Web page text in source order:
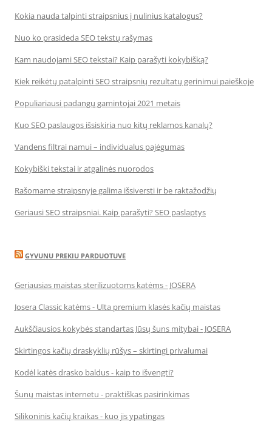
Kokia nauda talpinti straipsnius į nulinius katalogus?
Nuo ko prasideda SEO tekstų rašymas
Kam naudojami SEO tekstai? Kaip parašyti kokybišką?
Kiek reikėtų patalpinti SEO straipsnių rezultatų gerinimui paieškoje
Populiariausi padangų gamintojai 2021 metais
Kuo SEO paslaugos išsiskiria nuo kitų reklamos kanalų?
Vandens filtrai namui – individualus pajėgumas
Kokybiški tekstai ir atgalinės nuorodos
Rašomame straipsnyje galima išsiversti ir be raktažodžių
Geriausi SEO straipsniai. Kaip parašyti? SEO paslaptys
GYVUNU PREKIU PARDUOTUVE
Geriausias maistas sterilizuotoms katėms - JOSERA
Josera Classic katėms - Ulta premium klasės kačių maistas
Aukščiausios kokybės standartas Jūsų šuns mitybai - JOSERA
Skirtingos kačių draskyklių rūšys – skirtingi privalumai
Kodėl katės drasko baldus - kaip to išvengti?
Šunų maistas internetu - praktiškas pasirinkimas
Silikoninis kačių kraikas - kuo jis ypatingas